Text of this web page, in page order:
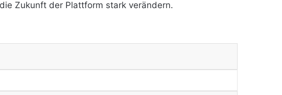
Zukunft der Plattform stark verändern.